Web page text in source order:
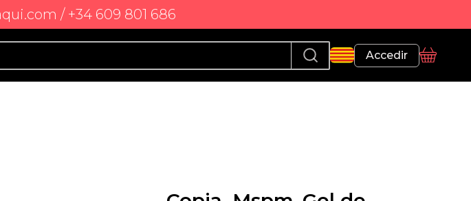
/ +34 609 801 686
Accedir
Perfil
Cistella